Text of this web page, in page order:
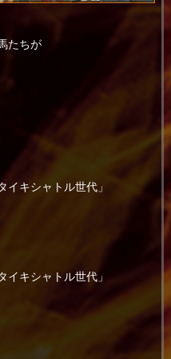
たちが
キシャトル世代」
キシャトル世代」